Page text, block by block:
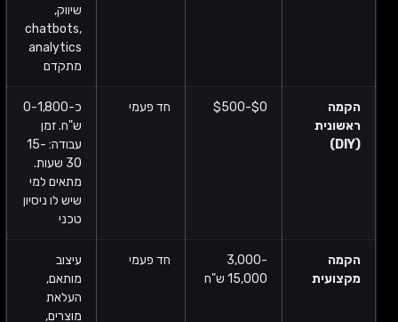
שיווק,
chatbots,
analytics
מתקדם
הקמה
ראשונית
$0-$500 חד פעמי
כ-0-1,800
ש"ח. זמן
עבודה: 15-
30 שעות.
מתאים למי
שיש לו ניסיון
טכני
הקמה
מקצועית
3,000-
15,000 ש"ח
חד פעמי
עיצוב
מותאם,
העלאת
מוצרים,